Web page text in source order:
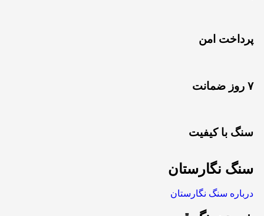
پرداخت امن
۷ روز ضمانت
سنگ با کیفیت
سنگ نگارستان
درباره سنگ نگارستان